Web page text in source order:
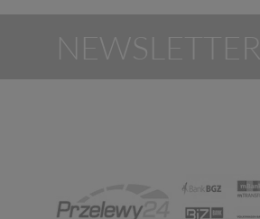
NEWSLETTER